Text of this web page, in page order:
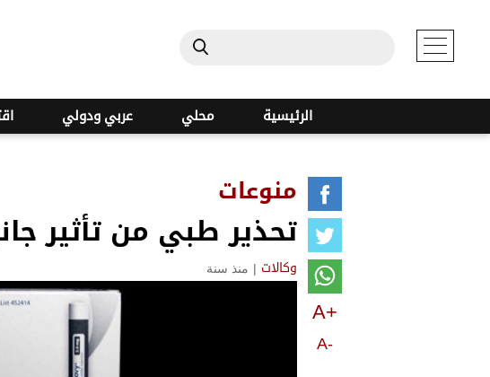
الرئيسية محلي عربي ودولي
منوعات
تحذير طبي من تأثير
وكالات | منذ سنة
A+
A-